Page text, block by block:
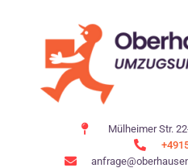
Mülheimer Str.